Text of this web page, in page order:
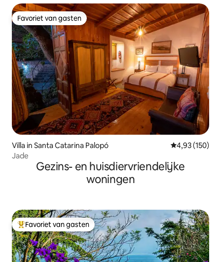
Favoriet van gasten
Favoriet van gasten
Villa in Santa Catarina Palopó Gemiddelde
4,93 (150)
Jade
Gezins- en huisdiervriendelijke
woningen
Topfavoriet van gasten
Favoriet van gasten